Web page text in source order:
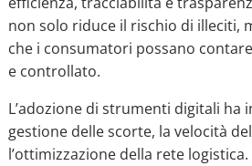
non solo riduce il rischio di illeciti,
che i consumatori possano
e controllato.
L’adozione di strumenti digitali ha
gestione delle scorte, la velocità
l’ottimizzazione della rete